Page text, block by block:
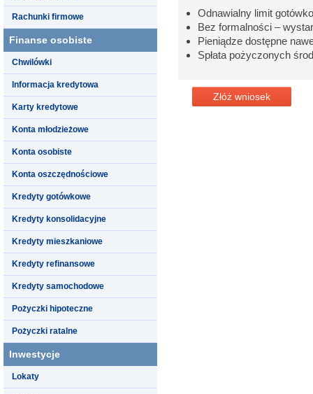
Rachunki firmowe
Finanse osobiste
Chwilówki
Informacja kredytowa
Karty kredytowe
Konta młodzieżowe
Konta osobiste
Konta oszczędnościowe
Kredyty gotówkowe
Kredyty konsolidacyjne
Kredyty mieszkaniowe
Kredyty refinansowe
Kredyty samochodowe
Pożyczki hipoteczne
Pożyczki ratalne
Inwestycje
Lokaty
Odnawialny limit
Bez formalności –
Pieniądze dostępne
Spłata pożyczonych
Złóż wniosek